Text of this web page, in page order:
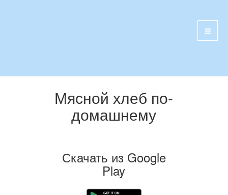
Мясной хлеб по-
домашнему
Скачать из Google
Play